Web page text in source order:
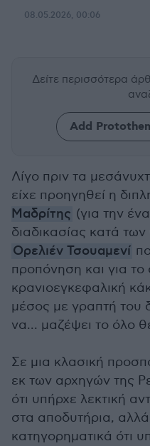
08.05.2026, 00:06
Δείτε περισσότερα
Add
Λίγο πριν τα
είχε προηγηθεί η
Μαδρίτης (για την
διαδικασίας κατά
Ορελιέν Τσουαμενί
προπόνηση και για το
κρανιοεγκεφαλική
μέσος με γραπτή
να... μαζέψει το όλο
Σε μια κλασική
εκ των αρχηγών της
ότι υπήρχε λεκτική
στα αποδυτήρια,
κατηγορηματικά ότι